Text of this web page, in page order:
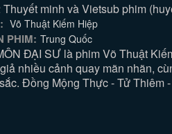
minh và Vietsub phim
Võ Thuật Kiếm Hiệp
PHIM: Trung Quốc
ĐẠI SƯ là phim Võ Thuật
nhiều cảnh quay mãn nhãn,
Đồng Mộng Thực - Tử Thiêm